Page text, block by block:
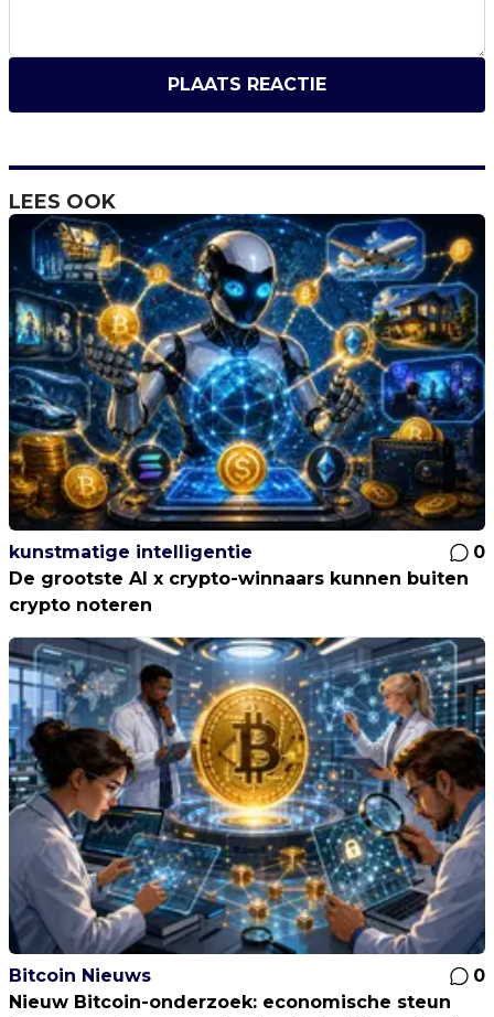
PLAATS REACTIE
LEES OOK
kunstmatige intelligentie
0
De grootste AI x crypto-winnaars kunnen buiten
crypto noteren
Bitcoin Nieuws
0
Nieuw Bitcoin-onderzoek: economische steun